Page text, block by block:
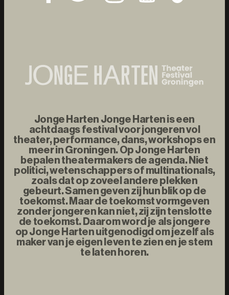
Jonge Harten Jonge Harten is een
achtdaags festival voor jongeren vol
theater, performance, dans, workshops en
meer in Groningen. Op Jonge Harten
bepalen theatermakers de agenda. Niet
politici, wetenschappers of multinationals,
zoals dat op zoveel andere plekken
gebeurt. Samen geven zij hun blik op de
toekomst. Maar de toekomst vormgeven
zonder jongeren kan niet, zij zijn tenslotte
de toekomst. Daarom word je als jongere
op Jonge Harten uitgenodigd om jezelf als
maker van je eigen leven te zien en je stem
te laten horen.